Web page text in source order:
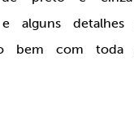
e alguns
bem com toda